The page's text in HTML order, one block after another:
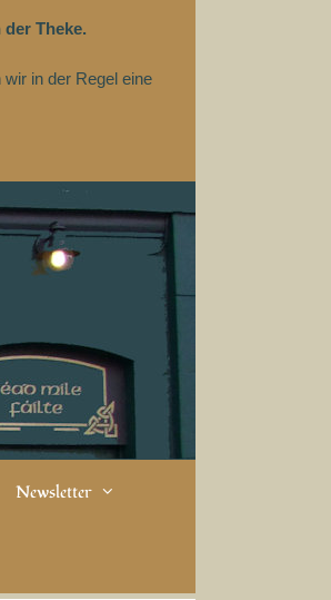
Theke.
in der Regel eine
Newsletter